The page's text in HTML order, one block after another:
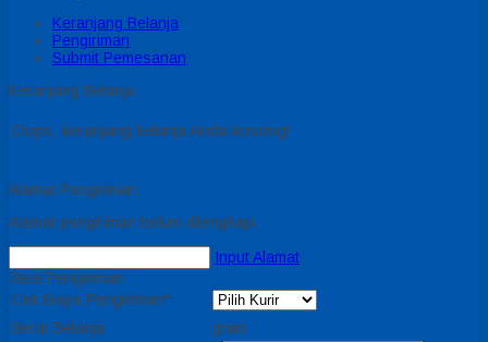
Keranjang Belanja
Pengiriman
Submit Pemesanan
Keranjang Belanja
Oops, keranjang belanja Anda kosong!
Alamat Pengiriman
Alamat pengiriman belum dilengkapi
Input Alamat
Jasa Pengiriman
Cek Biaya Pengiriman*
Berat Belanja
gram